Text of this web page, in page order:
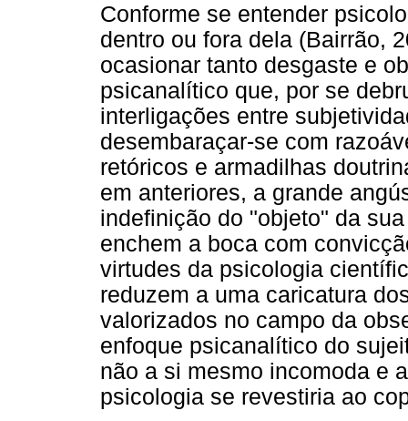
Conforme se entender
dentro ou fora dela (Bairrão,
ocasionar tanto desgaste e
psicanalítico que, por se
interligações entre
desembaraçar-se com
retóricos e armadilhas
em anteriores, a grande
indefinição do "objeto" da
enchem a boca com
virtudes da psicologia
reduzem a uma caricatura
valorizados no campo da
enfoque psicanalítico do
não a si mesmo incomoda e
psicologia se revestiria ao